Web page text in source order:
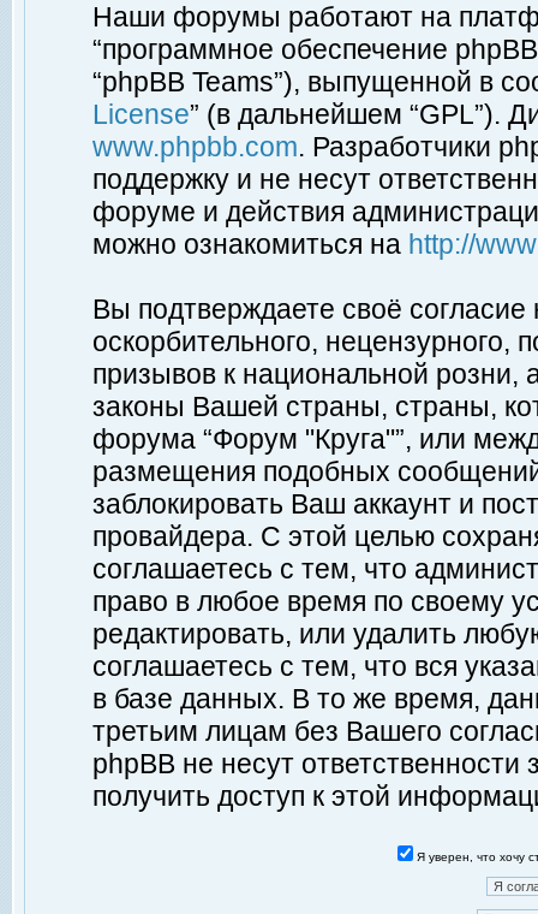
Наши форумы работают на
“программное обеспечение
“phpBB Teams”), выпущенной в
License” (в дальнейшем “GPL”).
www.phpbb.com. Разработчики
поддержку и не несут
форуме и действия
можно ознакомиться на http://
Вы подтверждаете своё
оскорбительного, нецензурного,
призывов к национальной
законы Вашей страны, страны,
форума “Форум "Круга"”, или
размещения подобных
заблокировать Ваш аккаунт и
провайдера. С этой целью
соглашаетесь с тем, что
право в любое время по своему
редактировать, или удалить
соглашаетесь с тем, что вся
в базе данных. В то же время,
третьим лицам без Вашего
phpBB не несут ответственности
получить доступ к этой
Я уверен, что хочу